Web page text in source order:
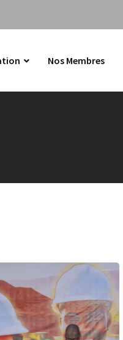
Nos Membres